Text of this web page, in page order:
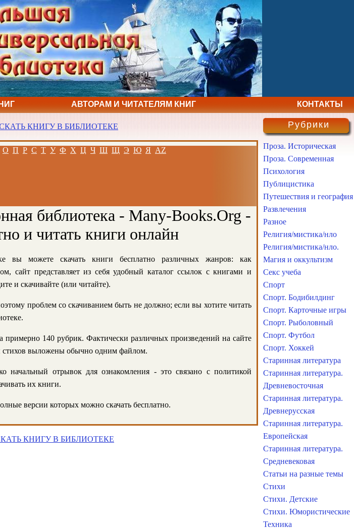
АВТОРАМ И ЧИТАТЕЛЯМ КНИГ КОНТАКТЫ
КНИГУ В БИБЛИОТЕКЕ
О П Р С Т У Ф Х Ц Ч Ш Щ Э Ю Я AZ
библиотека - Many-Books.Org -
и читать книги онлайн
вы можете скачать книги бесплатно различных жанров: как
сайт представляет из себя удобный каталог ссылок с книгами и
и скачивайте (или читайте).
проблем со скачиванием быть не должно; если вы хотите читать
140 рубрик. Фактически различных произведений на сайте
стихов выложены обычно одним файлом.
отрывок для ознакомления - это связано с политикой
их книги.
версии которых можно скачать бесплатно.
КНИГУ В БИБЛИОТЕКЕ
Рубрики
Проза. Историческая
Проза. Современная
Психология
Публицистика
Путешествия и география
Развлечения
Разное
Религия/мистика/нло
Религия/мистика/нло.
Магия и оккультизм
Секс учеба
Спорт
Спорт. Бодибилдинг
Спорт. Карточные игры
Спорт. Рыболовный
Спорт. Футбол
Спорт. Хоккей
Старинная литература
Старинная литература.
Древневосточная
Старинная литература.
Древнерусская
Старинная литература.
Европейская
Старинная литература.
Средневековая
Статьи на разные темы
Стихи
Стихи. Детские
Стихи. Юмористические
Техника